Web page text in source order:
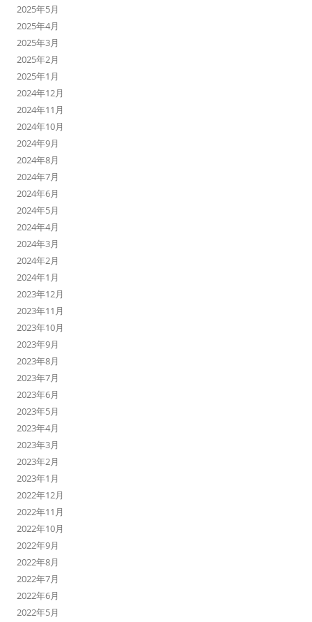
2025年5月
2025年4月
2025年3月
2025年2月
2025年1月
2024年12月
2024年11月
2024年10月
2024年9月
2024年8月
2024年7月
2024年6月
2024年5月
2024年4月
2024年3月
2024年2月
2024年1月
2023年12月
2023年11月
2023年10月
2023年9月
2023年8月
2023年7月
2023年6月
2023年5月
2023年4月
2023年3月
2023年2月
2023年1月
2022年12月
2022年11月
2022年10月
2022年9月
2022年8月
2022年7月
2022年6月
2022年5月